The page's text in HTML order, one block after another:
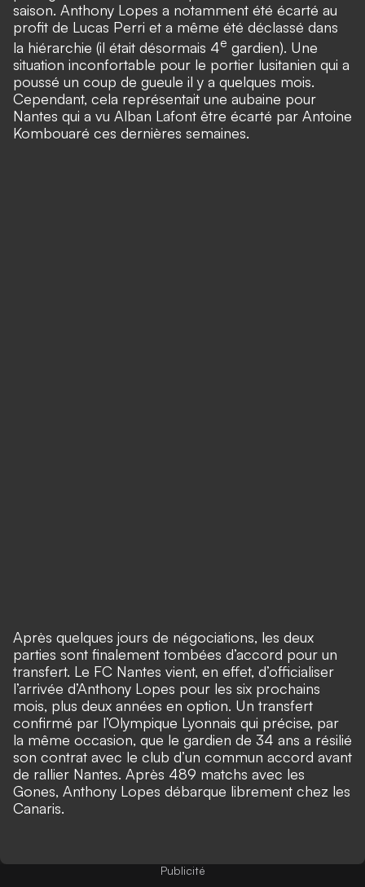
saison. Anthony Lopes a notamment été écarté au
profit de Lucas Perri et a même été déclassé dans
la hiérarchie (il était désormais 4e gardien). Une
situation inconfortable pour le portier lusitanien qui a
poussé un coup de gueule il y a quelques mois.
Cependant, cela représentait une aubaine pour
Nantes qui a vu Alban Lafont être écarté par Antoine
Kombouaré ces dernières semaines.
Après quelques jours de négociations, les deux
parties sont finalement tombées d’accord pour un
transfert. Le FC Nantes vient, en effet, d’officialiser
l’arrivée d’Anthony Lopes pour les six prochains
mois, plus deux années en option. Un transfert
confirmé par l’Olympique Lyonnais qui précise, par
la même occasion, que le gardien de 34 ans a résilié
son contrat avec le club d’un commun accord avant
de rallier Nantes. Après 489 matchs avec les
Gones, Anthony Lopes débarque librement chez les
Canaris.
Publicité